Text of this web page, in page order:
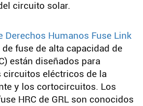
circuito solar.
Derechos Humanos Fuse Link
fuse de alta capacidad de
están diseñados para
circuitos eléctricos de la
y los cortocircuitos. Los
HRC de GRL son conocidos